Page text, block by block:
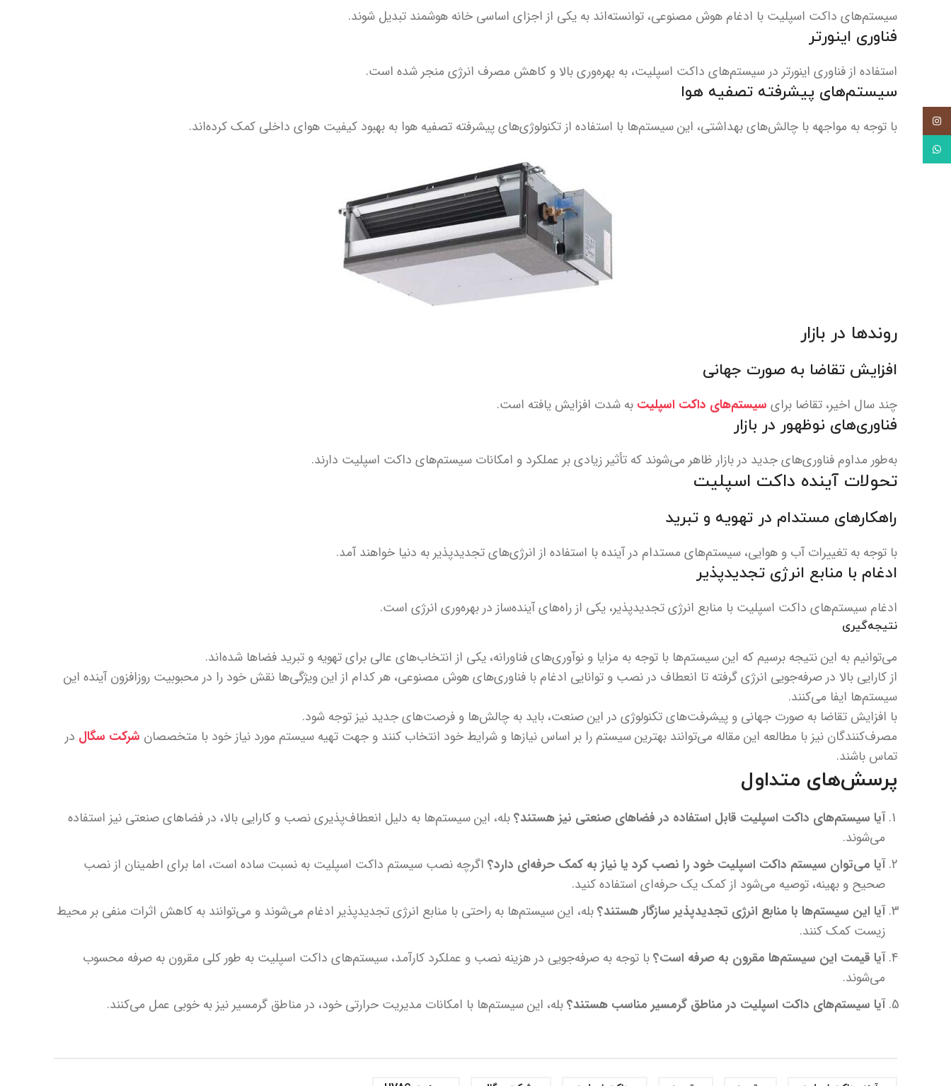
سیستم‌های داکت اسپلیت با ادغام هوش مصنوعی، توانسته‌اند به یکی از اجزای اساسی خانه هوشمند تبدیل شوند.
فناوری اینورتر
استفاده از فناوری اینورتر در سیستم‌های داکت اسپلیت، به بهره‌وری بالا و کاهش مصرف انرژی منجر شده است.
سیستم‌های پیشرفته تصفیه هوا
با توجه به مواجهه با چالش‌های بهداشتی، این سیستم‌ها با استفاده از تکنولوژی‌های پیشرفته تصفیه هوا به بهبود کیفیت هوای داخلی کمک کرده‌اند.
روندها در بازار
افزایش تقاضا به صورت جهانی
چند سال اخیر، تقاضا برای سیستم‌های داکت اسپلیت به شدت افزایش یافته است.
فناوری‌های نوظهور در بازار
به‌طور مداوم فناوری‌های جدید در بازار ظاهر می‌شوند که تأثیر زیادی بر عملکرد و امکانات سیستم‌های داکت اسپلیت دارند.
تحولات آینده داکت اسپلیت
راهکارهای مستدام در تهویه و تبرید
با توجه به تغییرات آب و هوایی، سیستم‌های مستدام در آینده با استفاده از انرژی‌های تجدیدپذیر به دنیا خواهند آمد.
ادغام با منابع انرژی تجدیدپذیر
ادغام سیستم‌های داکت اسپلیت با منابع انرژی تجدیدپذیر، یکی از راه‌های آینده‌ساز در بهره‌وری انرژی است.
نتیجه‌گیری
می‌توانیم به این نتیجه برسیم که این سیستم‌ها با توجه به مزایا و نوآوری‌های فناورانه، یکی از انتخاب‌های عالی برای تهویه و تبرید فضاها شده‌اند.
از کارایی بالا در صرفه‌جویی انرژی گرفته تا انعطاف در نصب و توانایی ادغام با فناوری‌های هوش مصنوعی، هر کدام از این ویژگی‌ها نقش خود را در محبوبیت روزافزون آینده این
سیستم‌ها ایفا می‌کنند.
با افزایش تقاضا به صورت جهانی و پیشرفت‌های تکنولوژی در این صنعت، باید به چالش‌ها و فرصت‌های جدید نیز توجه شود.
مصرف‌کنندگان نیز با مطالعه این مقاله می‌توانند بهترین سیستم را بر اساس نیازها و شرایط خود انتخاب کنند و جهت تهیه سیستم مورد نیاز خود با متخصصان شرکت سگال در
تماس باشند.
پرسش‌های متداول
آیا سیستم‌های داکت اسپلیت قابل استفاده در فضاهای صنعتی نیز هستند؟بله، این سیستم‌ها به دلیل انعطاف‌پذیری نصب و کارایی بالا، در فضاهای صنعتی نیز استفاده
می‌شوند.
آیا می‌توان سیستم داکت اسپلیت خود را نصب کرد یا نیاز به کمک حرفه‌ای دارد؟ اگرچه نصب سیستم داکت اسپلیت به نسبت ساده است، اما برای اطمینان از نصب
صحیح و بهینه، توصیه می‌شود از کمک یک حرفه‌ای استفاده کنید.
آیا این سیستم‌ها با منابع انرژی تجدیدپذیر سازگار هستند؟بله، این سیستم‌ها به راحتی با منابع انرژی تجدیدپذیر ادغام می‌شوند و می‌توانند به کاهش اثرات منفی بر محیط
زیست کمک کنند.
آیا قیمت این سیستم‌ها مقرون به صرفه است؟با توجه به صرفه‌جویی در هزینه نصب و عملکرد کارآمد، سیستم‌های داکت اسپلیت به طور کلی مقرون به صرفه محسوب
می‌شوند.
آیا سیستم‌های داکت اسپلیت در مناطق گرمسیر مناسب هستند؟بله، این سیستم‌ها با امکانات مدیریت حرارتی خود، در مناطق گرمسیر نیز به خوبی عمل می‌کنند.
اینستاگرام